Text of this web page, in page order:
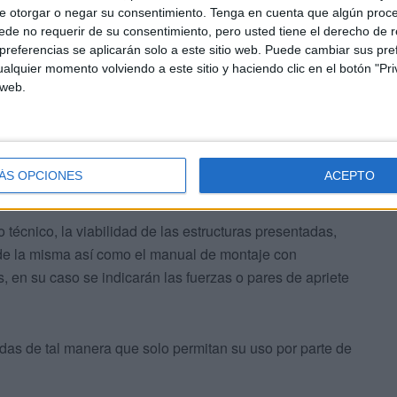
otorgar o negar su consentimiento. Tenga en cuenta que algún
no requerir de su consentimiento, pero usted tiene el derecho de
se aplicarán solo a este sitio web. Puede cambiar sus
momento volviendo a este sitio y haciendo clic en el botón
OPCIONES ACEPTO
desmontables, preferentemente construidos a
constituyendo el conjunto una estructura sólida en la
sistemas de rápido enganche, garantizándose
la viabilidad de las estructuras presentadas,
la misma así como el manual de montaje con
su caso se indicarán las fuerzas o pares de apriete
de tal manera que solo permitan su uso por parte de